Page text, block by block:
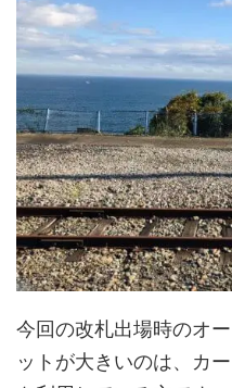
今回の改札出場時のオ
ットが大きいのは、カ